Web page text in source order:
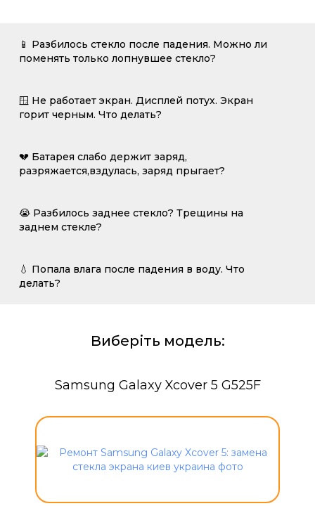
📱 Разбилось стекло после падения. Можно ли
поменять только лопнувшее стекло?
🪟 Не работает экран. Дисплей потух. Экран
горит черным. Что делать?
💔 Батарея слабо держит заряд,
разряжается,вздулась, заряд прыгает?
😭 Разбилось заднее стекло? Трещины на
заднем стекле?
💧 Попала влага после падения в воду. Что
делать?
Виберіть модель:
Samsung Galaxy Xcover 5 G525F